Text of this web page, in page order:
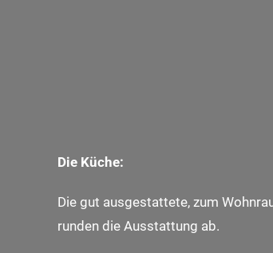
Die Küche:
Die gut ausgestattete, zum
runden die Ausstattung ab.